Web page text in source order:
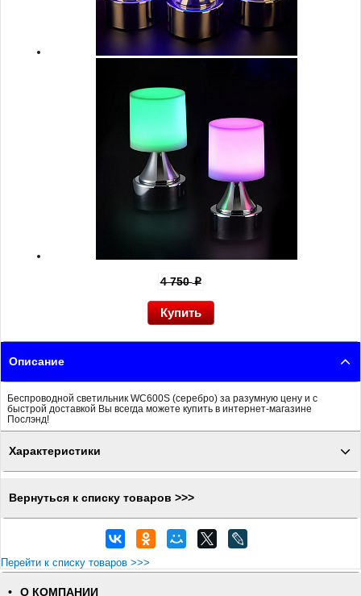
4 750p
Описание
Беспроводной светильник WC600S (серебро) за разумную цену и с
быстрой доставкой Вы всегда можете купить в интернет-магазине
Послэнд!
Характеристики
Вернуться к списку товаров >>>
Перейти к списку товаров >>>
О КОМПАНИИ